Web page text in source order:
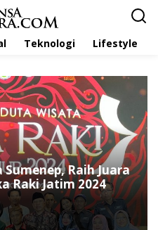
Teknologi Lifestyle
Raih Juara
Raki Jatim 2024